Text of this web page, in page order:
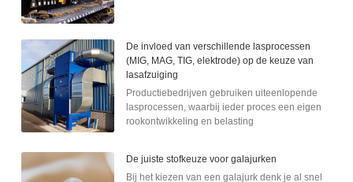
De invloed van verschillende lasprocessen
(MIG, MAG, TIG, elektrode) op de keuze van
lasafzuiging
Productiebedrijven gebruiken uiteenlopende
lasprocessen, waarbij ieder proces een eigen
rookontwikkeling en belasting
De juiste stofkeuze voor galajurken
Bij het kiezen van een galajurk denk je al snel